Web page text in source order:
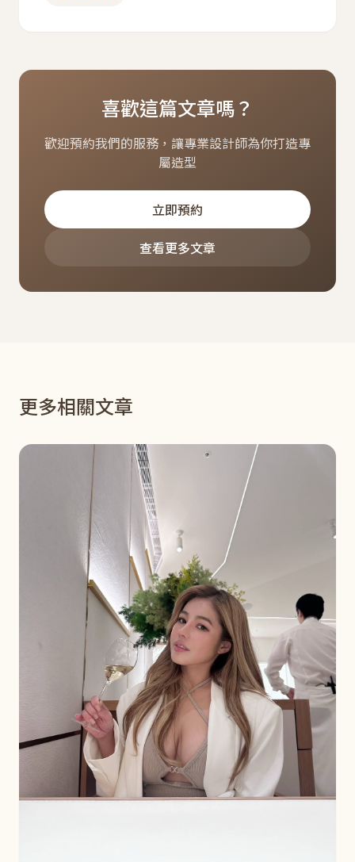
喜歡這篇文章嗎？
歡迎預約我們的服務，讓專業設計師為你打造專
屬造型
立即預約
查看更多文章
更多相關文章